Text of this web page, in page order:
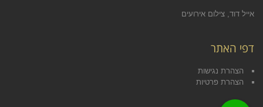
אייל דוד, צילום אירועים
דפי האתר
הצהרת נגישות
הצהרת פרטיות